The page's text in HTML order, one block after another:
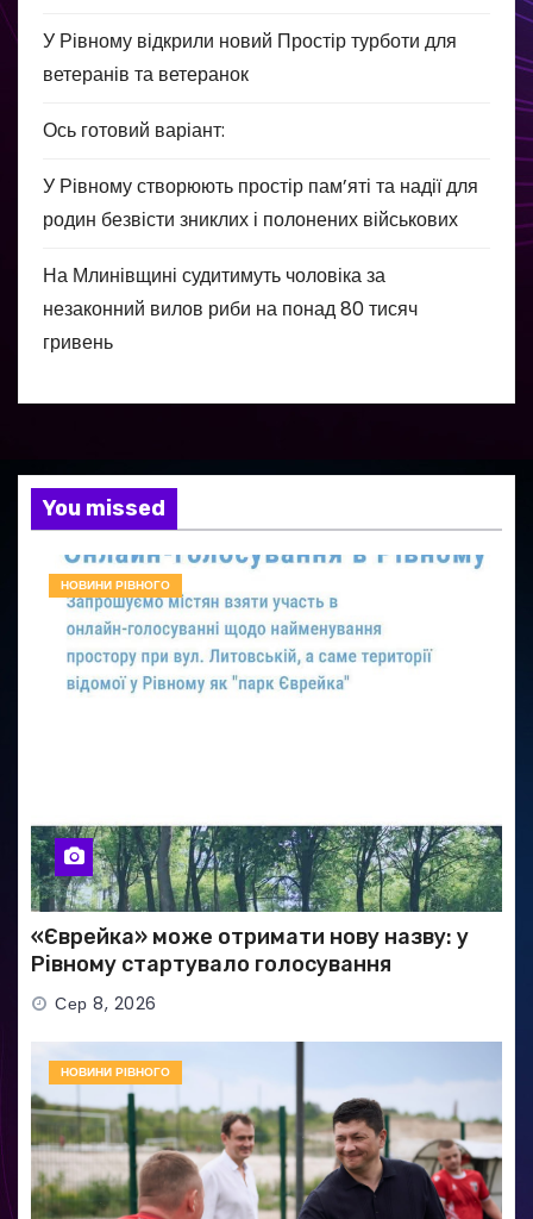
У Рівному відкрили новий Простір турботи для
ветеранів та ветеранок
Ось готовий варіант:
У Рівному створюють простір пам’яті та надії для
родин безвісти зниклих і полонених військових
На Млинівщині судитимуть чоловіка за
незаконний вилов риби на понад 80 тисяч
гривень
You missed
НОВИНИ РІВНОГО
«Єврейка» може отримати нову назву: у
Рівному стартувало голосування
Сер 8, 2026
НОВИНИ РІВНОГО